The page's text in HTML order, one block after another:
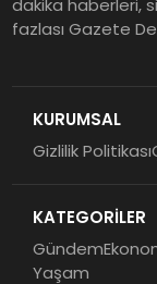
fazlası Gazete
KURUMSAL
Gizlilik Politikası
KATEGORİLER
Gündem
Yaşam